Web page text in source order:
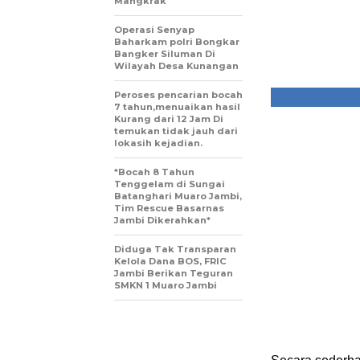
Operasi Senyap
Baharkam polri Bongkar
Bangker Siluman Di
Wilayah Desa Kunangan
Peroses pencarian bocah
7 tahun,menuaikan hasil
Kurang dari 12 Jam Di
temukan tidak jauh dari
lokasih kejadian.
*Bocah 8 Tahun
Tenggelam di Sungai
Batanghari Muaro Jambi,
Tim Rescue Basarnas
Jambi Dikerahkan*
Diduga Tak Transparan
Kelola Dana BOS, FRIC
Jambi Berikan Teguran
SMKN 1 Muaro Jambi